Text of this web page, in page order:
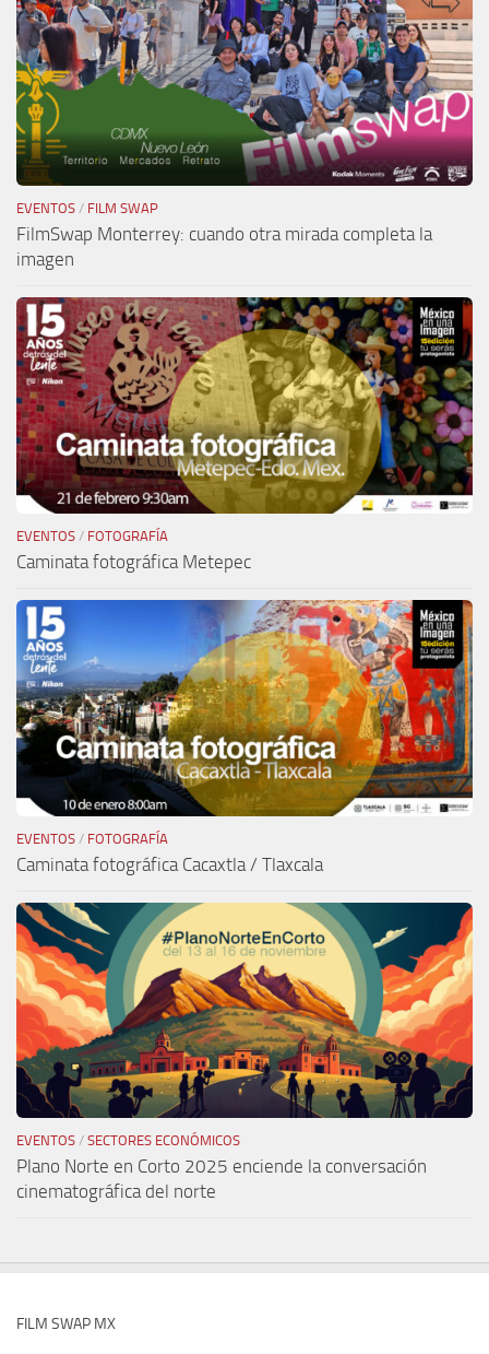
EVENTOS / FILM SWAP
FilmSwap Monterrey: cuando otra mirada completa la
imagen
EVENTOS / FOTOGRAFÍA
Caminata fotográfica Metepec
EVENTOS / FOTOGRAFÍA
Caminata fotográfica Cacaxtla / Tlaxcala
EVENTOS / SECTORES ECONÓMICOS
Plano Norte en Corto 2025 enciende la conversación
cinematográfica del norte
FILM SWAP MX